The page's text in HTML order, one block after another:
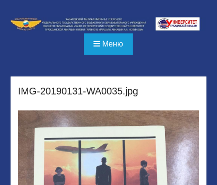
содержимому
Меню
IMG-20190131-WA0035.jpg